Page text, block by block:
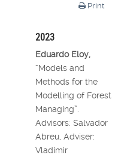
Print
2023
Eduardo Eloy,
“Models and
Methods for the
Modelling of Forest
Managing”.
Advisors: Salvador
Abreu, Adviser:
Vladimir